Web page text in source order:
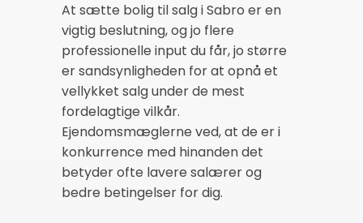
At sætte bolig til salg i Sabro er en
vigtig beslutning, og jo flere
professionelle input du får, jo større
er sandsynligheden for at opnå et
vellykket salg under de mest
fordelagtige vilkår.
Ejendomsmæglerne ved, at de er i
konkurrence med hinanden det
betyder ofte lavere salærer og
bedre betingelser for dig.